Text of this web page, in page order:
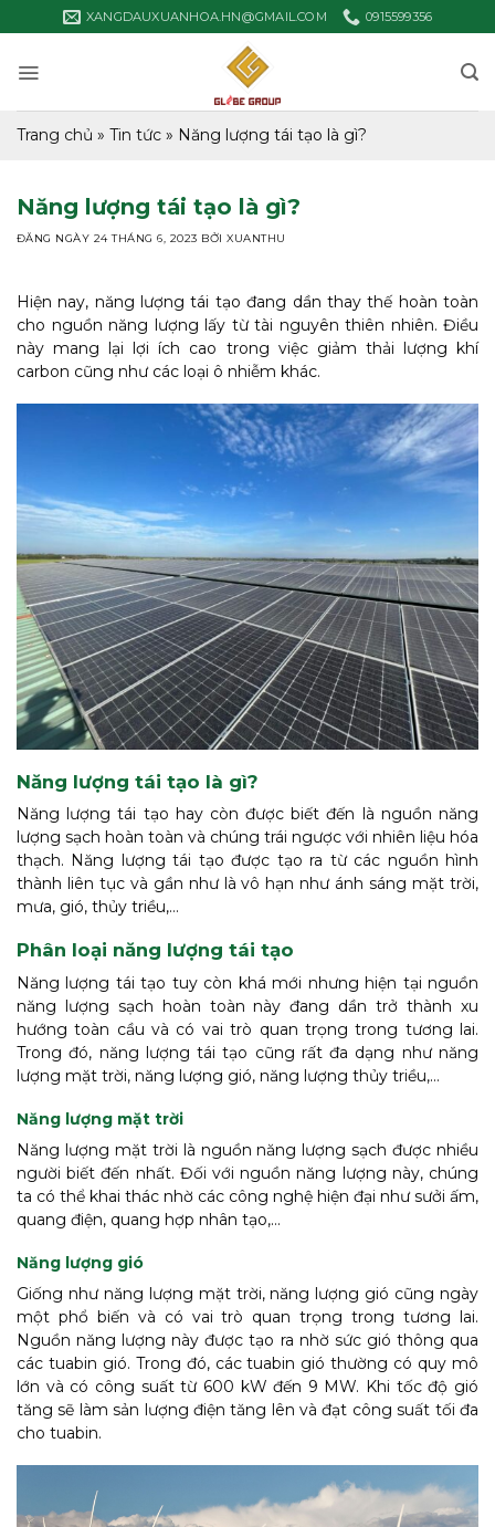
qua
dung
XANGDAUXUANHOA.HN@GMAIL.COM 0915599356
Trang chủ » Tin tức » Năng lượng tái tạo là gì?
Năng lượng tái tạo là gì?
ĐĂNG NGÀY 24 THÁNG 6, 2023 BỞIXUANTHU
Hiện nay, năng lượng tái tạo đang dần thay thế hoàn toàn
cho nguồn năng lượng lấy từ tài nguyên thiên nhiên. Điều
này mang lại lợi ích cao trong việc giảm thải lượng khí
carbon cũng như các loại ô nhiễm khác.
Năng lượng tái tạo là gì?
Năng lượng tái tạo hay còn được biết đến là nguồn năng
lượng sạch hoàn toàn và chúng trái ngược với nhiên liệu hóa
thạch. Năng lượng tái tạo được tạo ra từ các nguồn hình
thành liên tục và gần như là vô hạn như ánh sáng mặt trời,
mưa, gió, thủy triều,…
Phân loại năng lượng tái tạo
Năng lượng tái tạo tuy còn khá mới nhưng hiện tại nguồn
năng lượng sạch hoàn toàn này đang dần trở thành xu
hướng toàn cầu và có vai trò quan trọng trong tương lai.
Trong đó, năng lượng tái tạo cũng rất đa dạng như năng
lượng mặt trời, năng lượng gió, năng lượng thủy triều,…
Năng lượng mặt trời
Năng lượng mặt trời là nguồn năng lượng sạch được nhiều
người biết đến nhất. Đối với nguồn năng lượng này, chúng
ta có thể khai thác nhờ các công nghệ hiện đại như sưởi ấm,
quang điện, quang hợp nhân tạo,…
Năng lượng gió
Giống như năng lượng mặt trời, năng lượng gió cũng ngày
một phổ biến và có vai trò quan trọng trong tương lai.
Nguồn năng lượng này được tạo ra nhờ sức gió thông qua
các tuabin gió. Trong đó, các tuabin gió thường có quy mô
lớn và có công suất từ 600 kW đến 9 MW. Khi tốc độ gió
tăng sẽ làm sản lượng điện tăng lên và đạt công suất tối đa
cho tuabin.